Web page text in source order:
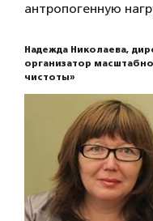
антропогенную
Надежда Николаева,
организатор
чистоты»